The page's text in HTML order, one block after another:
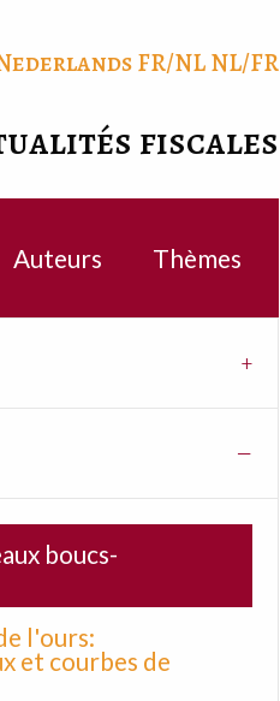
FR/NLNL/FR
fiscales
Auteurs Thèmes
boucs-
l'ours:
et courbes de